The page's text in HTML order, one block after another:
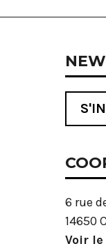
6 rue
14650
Voir